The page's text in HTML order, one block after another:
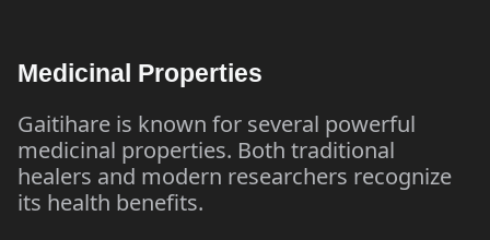
Medicinal Properties
Gaitihare is known for several powerful
medicinal properties. Both traditional
healers and modern researchers recognize
its health benefits.